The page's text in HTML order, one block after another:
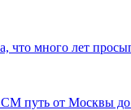
что много лет
путь от Москвы